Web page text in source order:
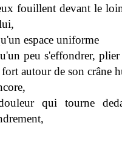
fouillent devant le
espace uniforme
peu s'effondrer, plier
fort autour de son crâne
qui tourne